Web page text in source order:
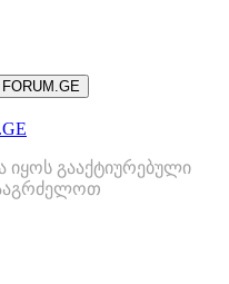
იყოს გააქტიურებული